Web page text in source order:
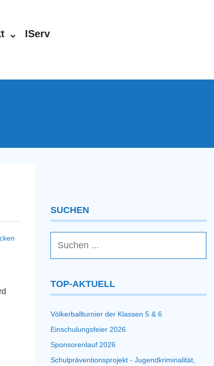
IServ
SUCHEN
TOP-AKTUELL
Völkerballturnier der Klassen 5 & 6
Einschulungsfeier 2026
Sponsorenlauf 2026
Schulpräventionsprojekt - Jugendkriminalität,